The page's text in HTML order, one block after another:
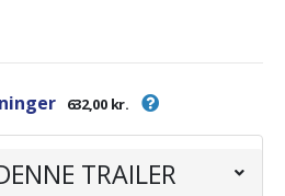
632,00 kr.
TRAILER